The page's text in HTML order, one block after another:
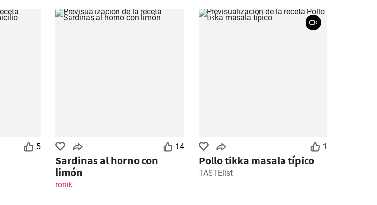
5 14
Sardinas al horno con
limón
ronik
1
Pollo tikka masala típico
TASTElist